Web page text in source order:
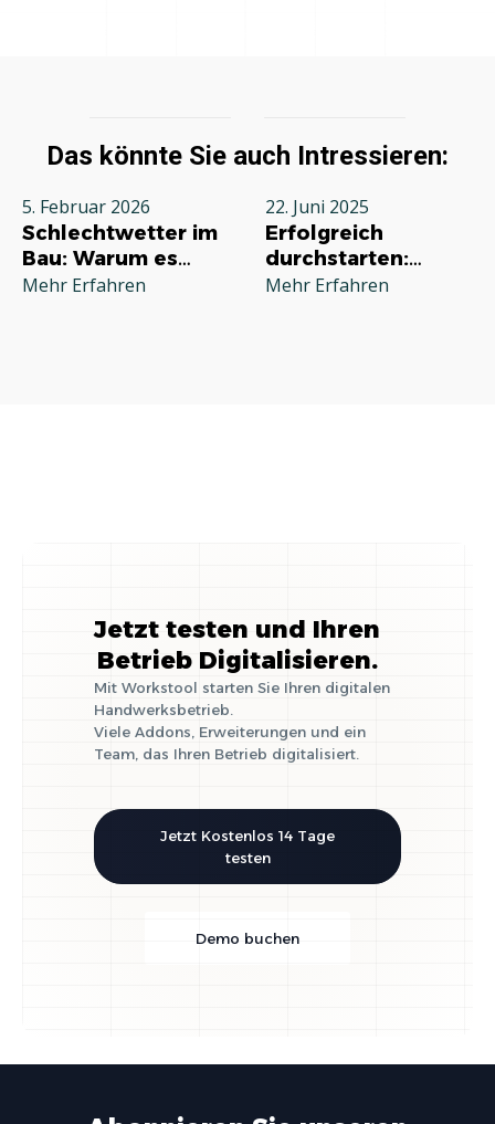
Das könnte Sie auch Intressieren:
5. Februar 2026
Schlechtwetter im
Bau: Warum es
jeden Betrieb
Mehr Erfahren
22. Juni 2025
Erfolgreich
durchstarten:
Deine
Mehr Erfahren
Jetzt testen und Ihren
Betrieb Digitalisieren.
Mit Workstool starten Sie Ihren digitalen
Handwerksbetrieb.
Viele Addons, Erweiterungen und ein
Team, das Ihren Betrieb digitalisiert.
Jetzt Kostenlos 14 Tage
testen
Demo buchen